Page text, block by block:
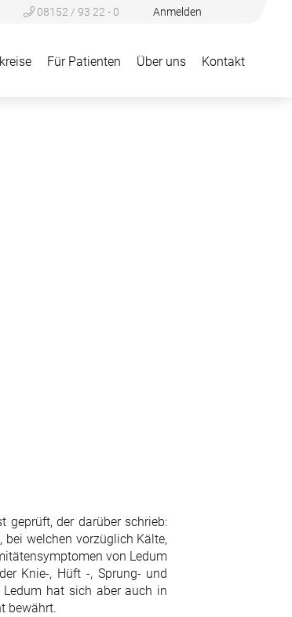
08152 / 93 22 - 0 Anmelden
Für Patienten Über uns Kontakt
geprüft, der darüber schrieb:
bei welchen vorzüglich Kälte,
von Ledum
Knie-, Hüft -, Sprung- und
Ledum hat sich aber auch in
bewährt.